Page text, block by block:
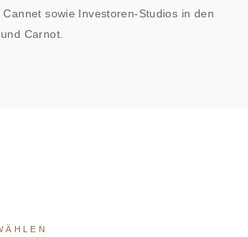
sowie Investoren-Studios in den
Carnot.